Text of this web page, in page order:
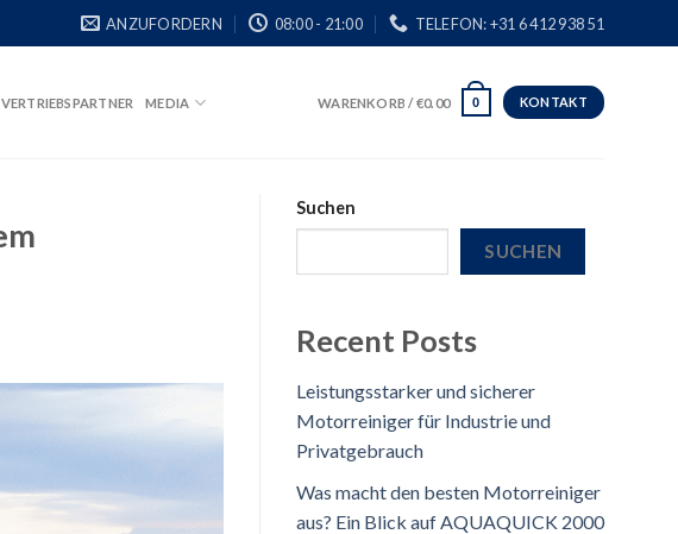
ANZUFORDERN 08:00 - 21:00 TELEFON: +31 6 412 938 51
VERTRIEBSPARTNER MEDIA WARENKORB /€0.00 0 KONTAKT
Suchen
SUCHEN
Recent Posts
Leistungsstarker und sicherer
Motorreiniger für Industrie und
Privatgebrauch
Was macht den besten Motorreiniger
aus? Ein Blick auf AQUAQUICK 2000